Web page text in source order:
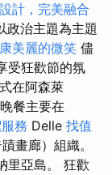
計，完美融合
政治主題為主題
美麗的微笑 儘
受狂歡節的氛
在阿森萊
餐主要在
務 Delle 找值
畫廊）組織。
里亞島。 狂歡